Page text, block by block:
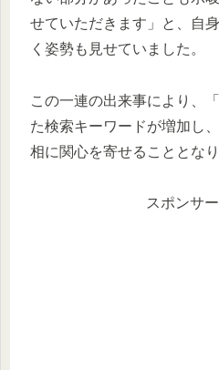
せていただきます」と、自
く姿勢も見せていました。
この一連の出来事により、
た検索キーワードが増加し
相に関心を寄せることとなり
スポンサ